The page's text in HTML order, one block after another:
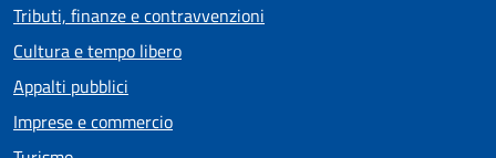
Tributi, finanze e contravvenzioni
Cultura e tempo libero
Appalti pubblici
Imprese e commercio